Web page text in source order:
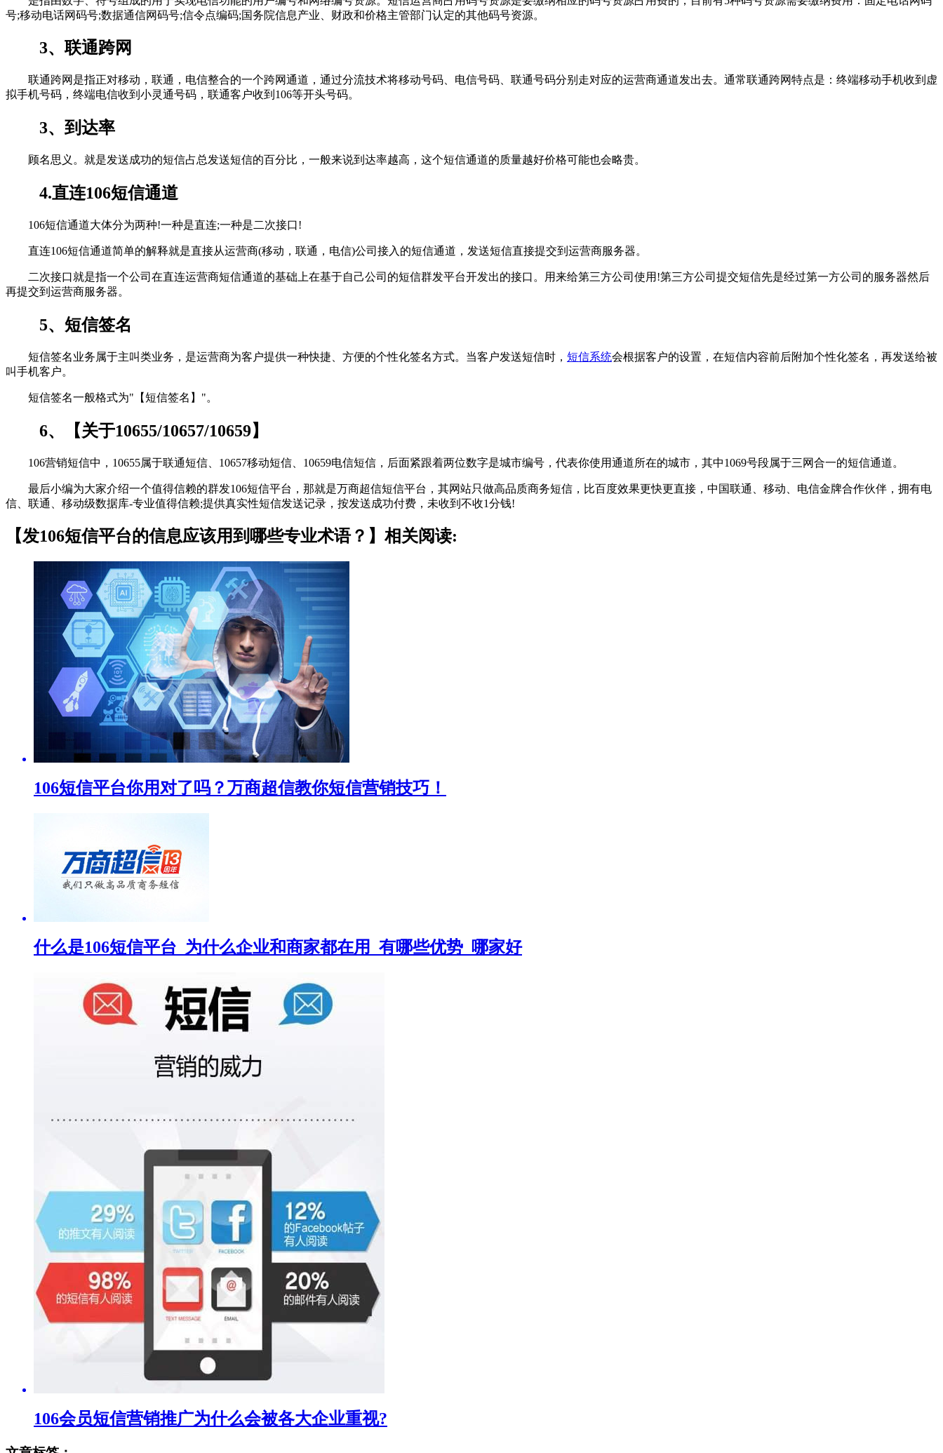
号;移动电话网码号;数据通信网码号;信令点编码;国务院信息产业、财政和价格主管部门认定的其他码号资源。
3、联通跨网
联通跨网是指正对移动，联通，电信整合的一个跨网通道，通过分流技术将移动号码、电信号码、联通号码分别走对应的运营商通道发出去。通常联通跨网特点是：终端移动手机收到虚
拟手机号码，终端电信收到小灵通号码，联通客户收到106等开头号码。
3、到达率
顾名思义。就是发送成功的短信占总发送短信的百分比，一般来说到达率越高，这个短信通道的质量越好价格可能也会略贵。
4.直连106短信通道
106短信通道大体分为两种!一种是直连;一种是二次接口!
直连106短信通道简单的解释就是直接从运营商(移动，联通，电信)公司接入的短信通道，发送短信直接提交到运营商服务器。
二次接口就是指一个公司在直连运营商短信通道的基础上在基于自己公司的短信群发平台开发出的接口。用来给第三方公司使用!第三方公司提交短信先是经过第一方公司的服务器然后
再提交到运营商服务器。
5、短信签名
短信签名业务属于主叫类业务，是运营商为客户提供一种快捷、方便的个性化签名方式。当客户发送短信时， 短信系统会根据客户的设置，在短信内容前后附加个性化签名，再发送给被
叫手机客户。
短信签名一般格式为"【短信签名】"。
6、【关于10655/10657/10659】
106营销短信中，10655属于联通短信、10657移动短信、10659电信短信，后面紧跟着两位数字是城市编号，代表你使用通道所在的城市，其中1069号段属于三网合一的短信通道。
最后小编为大家介绍一个值得信赖的群发106短信平台，那就是万商超信短信平台，其网站只做高品质商务短信，比百度效果更快更直接，中国联通、移动、电信金牌合作伙伴，拥有电
信、联通、移动级数据库-专业值得信赖;提供真实性短信发送记录，按发送成功付费，未收到不收1分钱!
【发106短信平台的信息应该用到哪些专业术语？】相关阅读:
106短信平台你用对了吗？万商超信教你短信营销技巧！
什么是106短信平台_为什么企业和商家都在用_有哪些优势_哪家好
106会员短信营销推广为什么会被各大企业重视?